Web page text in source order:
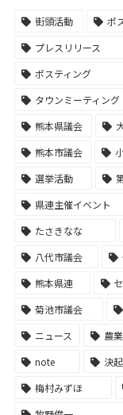
街頭活動 ポ
プレスリリース
ポスティング
タウンミーティング
熊本県議会
熊本市議会
選挙活動
県連主催イベント
たさきなな
八代市議会
熊本県連
菊池市議会
ニュース
農
note
決
梅村みずほ